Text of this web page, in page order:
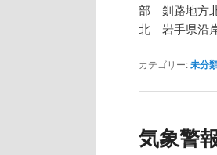
部 釧路地方
北 岩手県沿
カテゴリー:未分
気象警